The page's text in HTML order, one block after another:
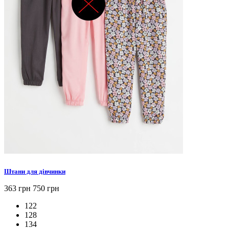
Штани для дівчинки
363 грн 750 грн
122
128
134